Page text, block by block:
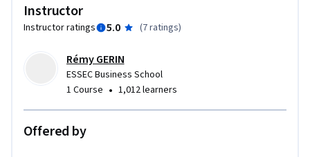
Instructor
Instructor ratings 5.0 (7 ratings)
Rémy GERIN
ESSEC Business School
1 Course • 1,012 learners
Offered by